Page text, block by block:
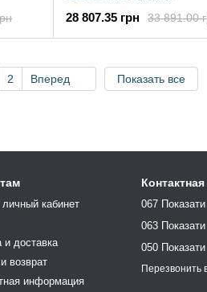
33 891.00
28 807.35 грн
2 Вперед Показать все
кабинет
и доставка
возврат
информация
067
063
050
Перезвонить